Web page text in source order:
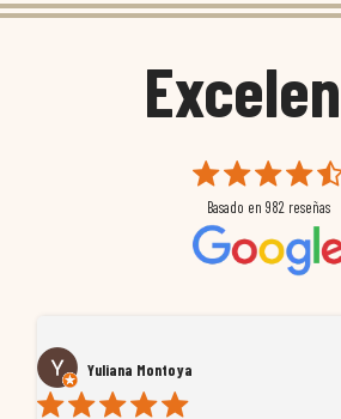
Basado en 982 reseñas
Yuliana Montoya